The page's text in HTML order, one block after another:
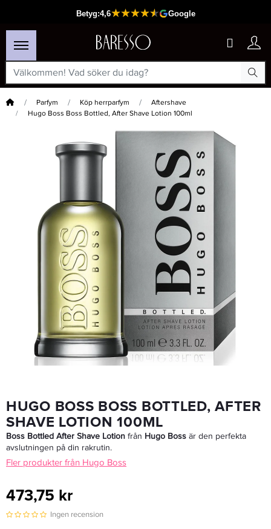
Hem Parfym Köp herrparfym
Aftershave
Hugo Boss Boss Bottled, After Shave Lotion 100ml
Passar din varukorg
Hugo Boss Bottled Deo Spray 150ml - Deodorant
Rek. pris 249 kr 169 kr
LÄGG I VARUKORGEN
HUGO BOSS BOSS BOTTLED, AFTER
SHAVE LOTION 100ML
Boss Bottled After Shave Lotion från Hugo Boss är den perfekta
avslutningen på din rakrutin.
Fler produkter från Hugo Boss
473,75 kr
Ingen recension